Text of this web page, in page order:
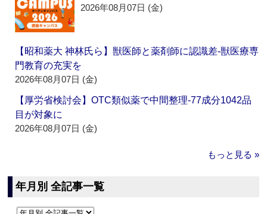
2026年08月07日 (金)
【昭和薬大 神林氏ら】獣医師と薬剤師に認識差‐獣医療専
門教育の充実を
2026年08月07日 (金)
【厚労省検討会】OTC類似薬で中間整理‐77成分1042品
目が対象に
2026年08月07日 (金)
もっと見る »
年月別 全記事一覧